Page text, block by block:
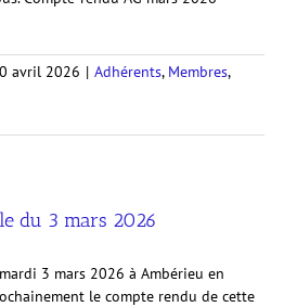
avril 2026 | Adhérents, Membres,
du 3 mars 2026
3 mars 2026 à Ambérieu en
le compte rendu de cette